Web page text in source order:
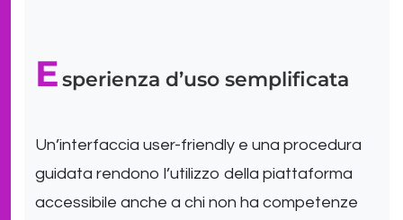
Esperienza d’uso semplificata
Un’interfaccia user-friendly e una procedura
guidata rendono l’utilizzo della piattaforma
accessibile anche a chi non ha competenze